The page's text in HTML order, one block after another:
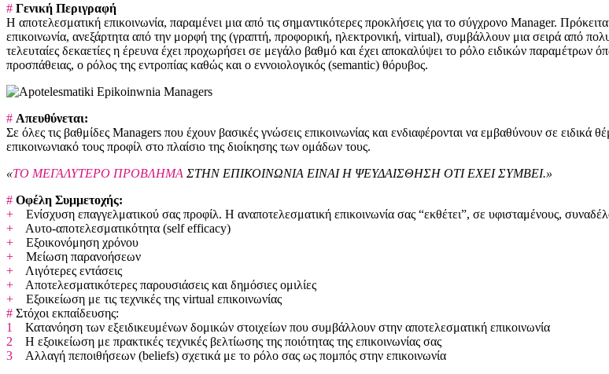
# Γενική Περιγραφή
Η αποτελεσματική επικοινωνία, παραμένει μια από τις σημαντικότερες προκλήσεις για το σύγχρονο Manager.
επικοινωνία, ανεξάρτητα από την μορφή της (γραπτή, προφορική, ηλεκτρονική, virtual), συμβάλλουν μια σειρά από
τελευταίες δεκαετίες η έρευνα έχει προχωρήσει σε μεγάλο βαθμό και έχει αποκαλύψει το ρόλο ειδικών
προσπάθειας, ο ρόλος της εντροπίας καθώς και ο εννοιολογικός (semantic) θόρυβος.
# Απευθύνεται:
Σε όλες τις βαθμίδες Managers που έχουν βασικές γνώσεις επικοινωνίας και ενδιαφέρονται να εμβαθύνουν σε ειδικά
επικοινωνιακό τους προφίλ στο πλαίσιο της διοίκησης των ομάδων τους.
«ΤΟ ΜΕΓΑΛΥΤΕΡΟ ΠΡΟΒΛΗΜΑ ΣΤΗΝ ΕΠΙΚΟΙΝΩΝΙΑ ΕΙΝΑΙ Η ΨΕΥΔΑΙΣΘΗΣΗ ΟΤΙ ΕΧΕΙ ΣΥΜΒΕΙ.»
# Οφέλη Συμμετοχής:
+ Ενίσχυση επαγγελματικού σας προφίλ. Η αναποτελεσματική επικοινωνία σας “εκθέτει”, σε υφισταμένους,
+ Αυτο-αποτελεσματικότητα (self efficacy)
+ Εξοικονόμηση χρόνου
+ Μείωση παρανοήσεων
+ Λιγότερες εντάσεις
+ Αποτελεσματικότερες παρουσιάσεις και δημόσιες ομιλίες
+ Εξοικείωση με τις τεχνικές της virtual επικοινωνίας
# Στόχοι εκπαίδευσης:
1
Κατανόηση των εξειδικευμένων δομικών στοιχείων που συμβάλλουν στην αποτελεσματική επικοινωνία
2 Η εξοικείωση με πρακτικές τεχνικές βελτίωσης της ποιότητας της επικοινωνίας σας
3 Αλλαγή πεποιθήσεων (beliefs) σχετικά με το ρόλο σας ως πομπός στην επικοινωνία